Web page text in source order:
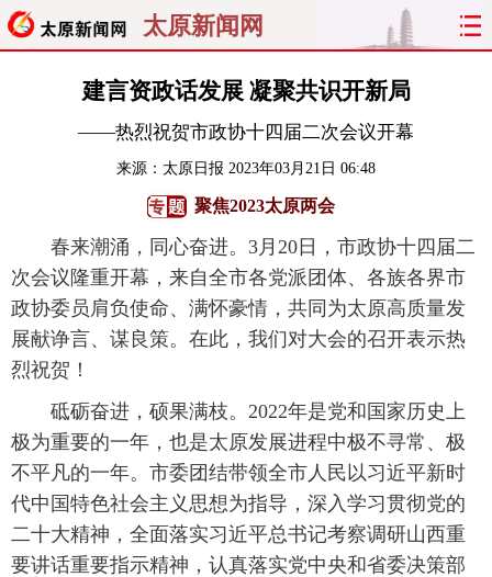
太原新闻网
聚焦 太原
经济 关注 文明
曝光 综合
旅游 理财 政务 教育
看天下 晋月读 最太原 网罗民生
太原日报
建言资政话发展 凝聚共识开新局
——热烈祝贺市政协十四届二次会议开幕
来源： 太原日报 2023年03月21日 06:48
聚焦2023太原两会
春来潮涌，同心奋进。3月20日，市政协十四届二
次会议隆重开幕，来自全市各党派团体、各族各界市
政协委员肩负使命、满怀豪情，共同为太原高质量发
展献诤言、谋良策。在此，我们对大会的召开表示热
烈祝贺！
砥砺奋进，硕果满枝。2022年是党和国家历史上
极为重要的一年，也是太原发展进程中极不寻常、极
不平凡的一年。市委团结带领全市人民以习近平新时
代中国特色社会主义思想为指导，深入学习贯彻党的
二十大精神，全面落实习近平总书记考察调研山西重
要讲话重要指示精神，认真落实党中央和省委决策部